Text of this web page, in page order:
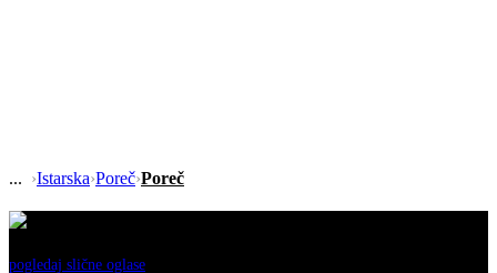
›Istarska›Poreč›Poreč
pogledaj slične oglase